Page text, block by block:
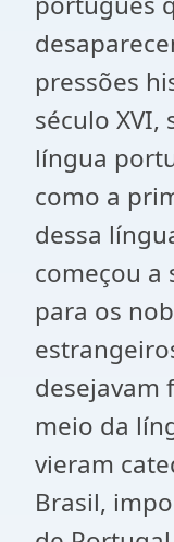
pressões
século
língua
como a
dessa
começou a
para os
desejavam
meio da
vieram
Brasil,